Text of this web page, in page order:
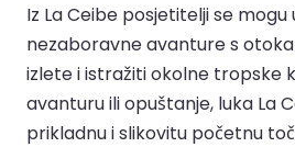
Iz La Ceibe posjetitelji se mogu
nezaboravne avanture s
izlete i istražiti okolne tropske
avanturu ili opuštanje, luka La
prikladnu i slikovitu početnu